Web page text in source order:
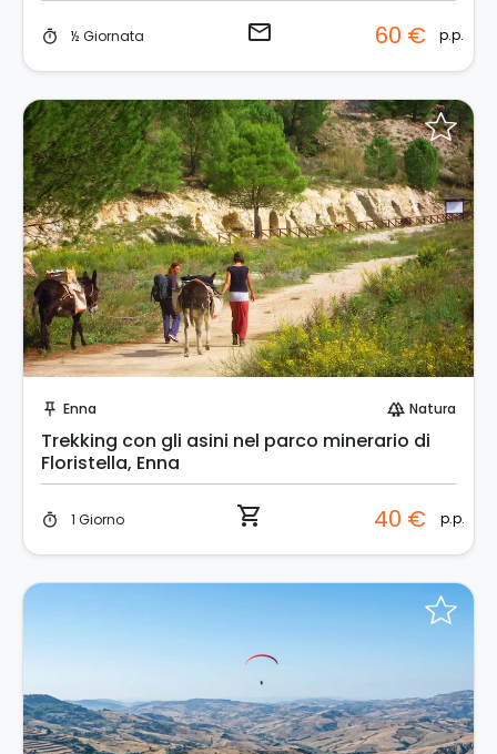
timer ½ Giornata email 60 € p.p.
push_pin Enna forest Natura
Trekking con gli asini nel parco minerario di
Floristella, Enna
timer 1 Giorno shopping_cart 40 € p.p.